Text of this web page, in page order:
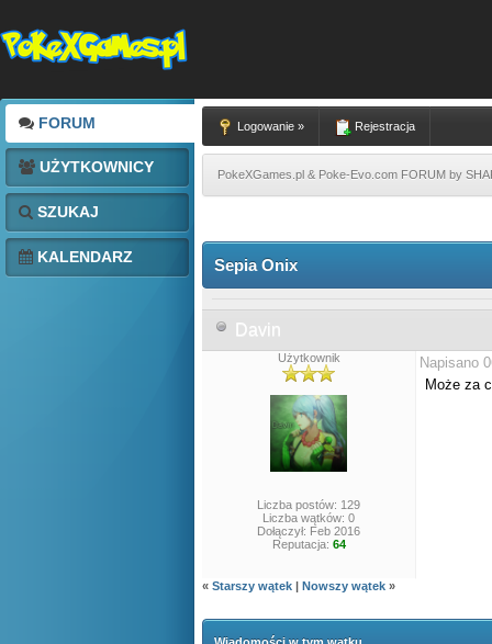
FORUM
UŻYTKOWNICY
SZUKAJ
KALENDARZ
Logowanie » Rejestracja
PokeXGames.pl & Poke-Evo.com FORUM by
Sepia Onix
Davin
Użytkownik
Liczba postów: 129
Liczba wątków: 0
Dołączył: Feb 2016
Reputacja: 64
Napisano
Może za
« Starszy wątek | Nowszy wątek »